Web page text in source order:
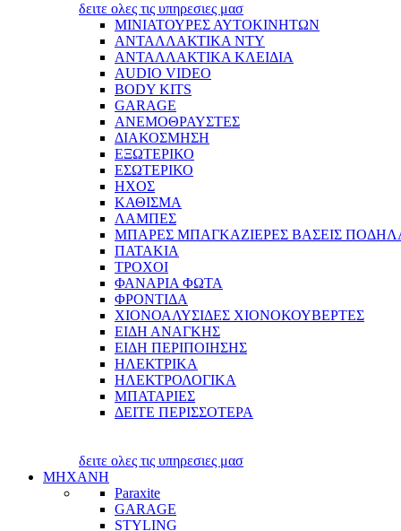
δειτε ολες τις υπηρεσιες μασ
ΜΙΝΙΑΤΟΥΡΕΣ ΑΥΤΟΚΙΝΗΤΩΝ
ΑΝΤΑΛΛΑΚΤΙΚΑ NTY
ΑΝΤΑΛΛΑΚΤΙΚΑ ΚΛΕΙΔΙΑ
AUDIO VIDEO
BODY KITS
GARAGE
ΑΝΕΜΟΘΡΑΥΣΤΕΣ
ΔΙΑΚΟΣΜΗΣΗ
ΕΞΩΤΕΡΙΚΟ
ΕΣΩΤΕΡΙΚΟ
ΗΧΟΣ
ΚΑΘΙΣΜΑ
ΛΑΜΠΕΣ
ΜΠΑΡΕΣ ΜΠΑΓΚΑΖΙΕΡΕΣ ΒΑΣΕΙΣ
ΠΑΤΑΚΙΑ
ΤΡΟΧΟΙ
ΦΑΝΑΡΙΑ ΦΩΤΑ
ΦΡΟΝΤΙΔΑ
ΧΙΟΝΟΑΛΥΣΙΔΕΣ ΧΙΟΝΟΚΟΥΒΕΡΤΕΣ
ΕΙΔΗ ΑΝΑΓΚΗΣ
ΕΙΔΗ ΠΕΡΙΠΟΙΗΣΗΣ
ΗΛΕΚΤΡΙΚΑ
ΗΛΕΚΤΡΟΛΟΓΙΚΑ
ΜΠΑΤΑΡΙΕΣ
ΔΕΙΤΕ ΠΕΡΙΣΣΟΤΕΡΑ
δειτε ολες τις υπηρεσιες μασ
ΜΗΧΑΝΗ
Paraxite
GARAGE
STYLING